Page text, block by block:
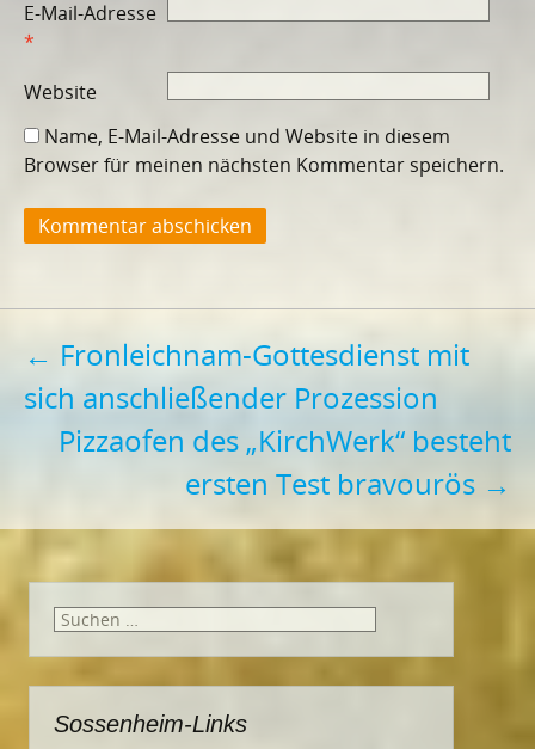
E-Mail-Adresse
*
Website
Name, E-Mail-Adresse und Website in diesem
Browser für meinen nächsten Kommentar speichern.
Beitragsnavigation
← Fronleichnam-Gottesdienst mit
sich anschließender Prozession
Pizzaofen des „KirchWerk“ besteht
ersten Test bravourös →
Suchen
Sossenheim-Links